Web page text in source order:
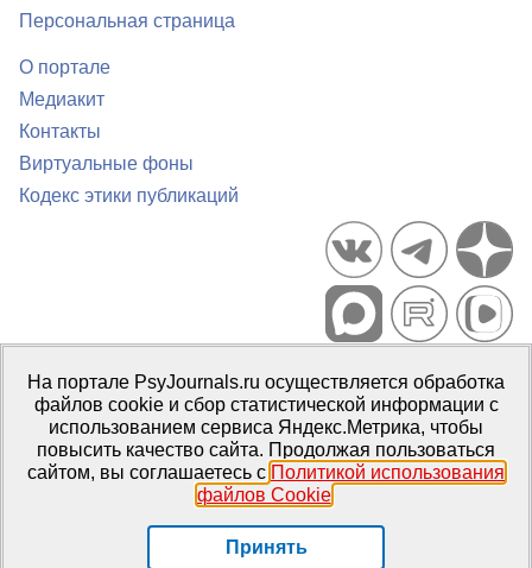
Персональная страница
О портале
Медиакит
Контакты
Виртуальные фоны
Кодекс этики публикаций
Портал психологических изданий PsyJournals.ru, 2007–2026
Правила использования материалов
Свидетельство регистрации СМИЭл № ФС77-66447 от 14 июля
2016 г.
Издатель: ФГБОУ ВО МГППУ
На портале PsyJournals.ru осуществляется обработка
файлов cookie и сбор статистической информации с
использованием сервиса Яндекс.Метрика, чтобы
повысить качество сайта. Продолжая пользоваться
сайтом, вы соглашаетесь с Политикой использования
файлов Cookie.
Принять